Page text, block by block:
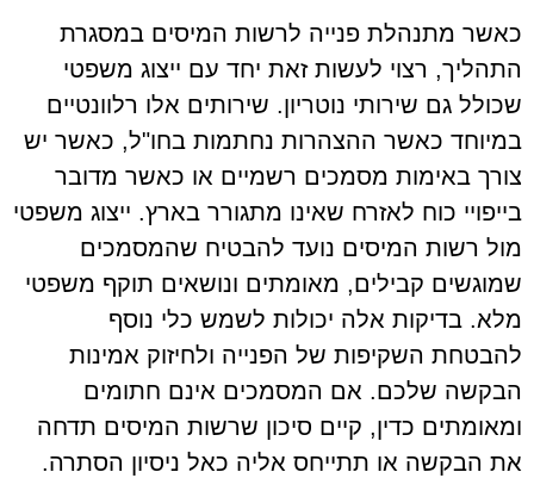
כאשר מתנהלת פנייה לרשות המיסים במסגרת
התהליך, רצוי לעשות זאת יחד עם ייצוג משפטי
שכולל גם שירותי נוטריון. שירותים אלו רלוונטיים
במיוחד כאשר ההצהרות נחתמות בחו"ל, כאשר יש
צורך באימות מסמכים רשמיים או כאשר מדובר
בייפויי כוח לאזרח שאינו מתגורר בארץ. ייצוג משפטי
מול רשות המיסים נועד להבטיח שהמסמכים
שמוגשים קבילים, מאומתים ונושאים תוקף משפטי
מלא. בדיקות אלה יכולות לשמש כלי נוסף
להבטחת השקיפות של הפנייה ולחיזוק אמינות
הבקשה שלכם. אם המסמכים אינם חתומים
ומאומתים כדין, קיים סיכון שרשות המיסים תדחה
את הבקשה או תתייחס אליה כאל ניסיון הסתרה.